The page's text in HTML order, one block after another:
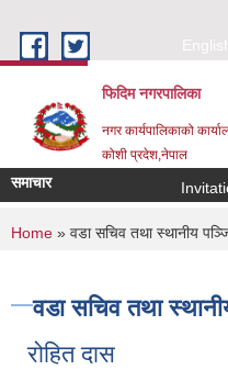
English
फिदिम नगरपालिका
नगर कार्यपालिकाको
कोशी प्रदेश,नेपाल
समाचार
You are here
Home » वडा सचिव तथा स्थानीय
वडा सचिव तथा
रोहित दास